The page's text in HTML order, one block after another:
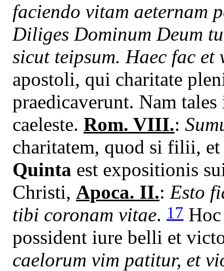
faciendo vitam aeternam
Diliges Dominum Deum
sicut teipsum. Haec fac et
apostoli, qui charitate
praedicaverunt. Nam
caeleste. Rom. VIII.:
charitatem, quod si filii, et
Quinta est expositionis
Christi, Apoca. II.: Esto
tibi coronam vitae. 17
possident iure belli et
caelorum vim patitur, et